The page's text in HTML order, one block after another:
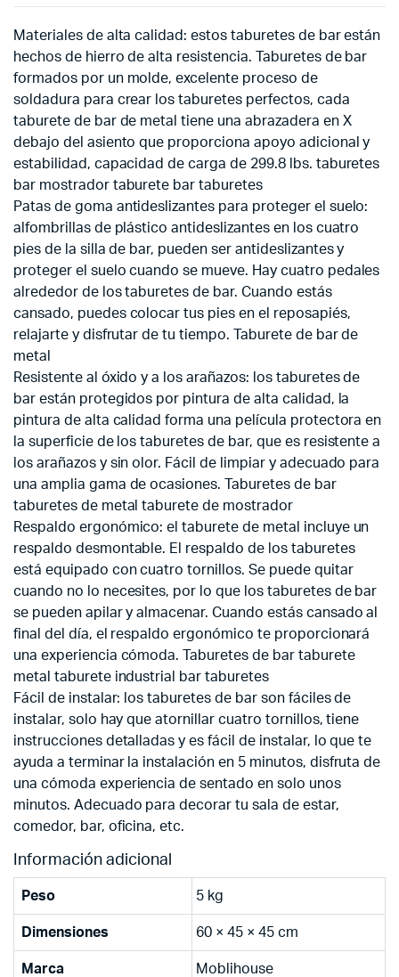
Materiales de alta calidad: estos taburetes de bar están
hechos de hierro de alta resistencia. Taburetes de bar
formados por un molde, excelente proceso de
soldadura para crear los taburetes perfectos, cada
taburete de bar de metal tiene una abrazadera en X
debajo del asiento que proporciona apoyo adicional y
estabilidad, capacidad de carga de 299.8 lbs. taburetes
bar mostrador taburete bar taburetes
Patas de goma antideslizantes para proteger el suelo:
alfombrillas de plástico antideslizantes en los cuatro
pies de la silla de bar, pueden ser antideslizantes y
proteger el suelo cuando se mueve. Hay cuatro pedales
alrededor de los taburetes de bar. Cuando estás
cansado, puedes colocar tus pies en el reposapiés,
relajarte y disfrutar de tu tiempo. Taburete de bar de
metal
Resistente al óxido y a los arañazos: los taburetes de
bar están protegidos por pintura de alta calidad, la
pintura de alta calidad forma una película protectora en
la superficie de los taburetes de bar, que es resistente a
los arañazos y sin olor. Fácil de limpiar y adecuado para
una amplia gama de ocasiones. Taburetes de bar
taburetes de metal taburete de mostrador
Respaldo ergonómico: el taburete de metal incluye un
respaldo desmontable. El respaldo de los taburetes
está equipado con cuatro tornillos. Se puede quitar
cuando no lo necesites, por lo que los taburetes de bar
se pueden apilar y almacenar. Cuando estás cansado al
final del día, el respaldo ergonómico te proporcionará
una experiencia cómoda. Taburetes de bar taburete
metal taburete industrial bar taburetes
Fácil de instalar: los taburetes de bar son fáciles de
instalar, solo hay que atornillar cuatro tornillos, tiene
instrucciones detalladas y es fácil de instalar, lo que te
ayuda a terminar la instalación en 5 minutos, disfruta de
una cómoda experiencia de sentado en solo unos
minutos. Adecuado para decorar tu sala de estar,
comedor, bar, oficina, etc.
Información adicional
Peso 5 kg
Dimensiones 60 × 45 × 45 cm
Marca Moblihouse